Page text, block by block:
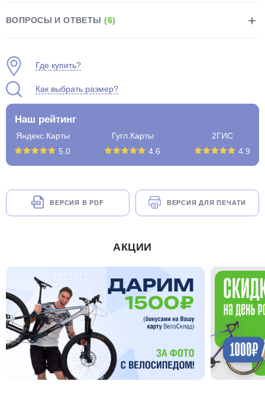
ВОПРОСЫ И ОТВЕТЫ(6)
Где купить?
Как выбрать размер?
Наш рейтинг
Яндекс.Карты
5.0
Гугл.Карты
4.6
2ГИС
4.9
ВЕРСИЯ В PDF ВЕРСИЯ ДЛЯ ПЕЧАТИ
АКЦИИ